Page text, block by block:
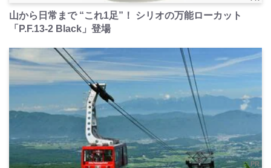
山から日常まで “これ1足”！ シリオの万能ローカット
「P.F.13-2 Black」登場
PR